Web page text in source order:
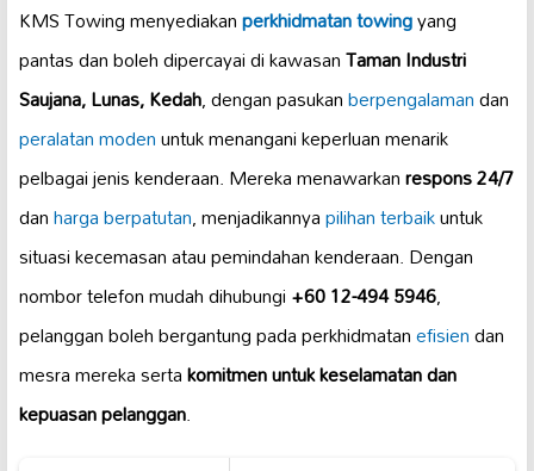
KMS Towing menyediakanperkhidmatan towingyang
pantas dan boleh dipercayai di kawasanTaman Industri
Saujana, Lunas, Kedah, dengan pasukanberpengalamandan
peralatan modenuntuk menangani keperluan menarik
pelbagai jenis kenderaan. Mereka menawarkanrespons 24/7
danharga berpatutan, menjadikannyapilihan terbaikuntuk
situasi kecemasan atau pemindahan kenderaan. Dengan
nombor telefon mudah dihubungi+60 12-494 5946,
pelanggan boleh bergantung pada perkhidmatanefisiendan
mesra mereka sertakomitmen untuk keselamatan dan
kepuasan pelanggan.